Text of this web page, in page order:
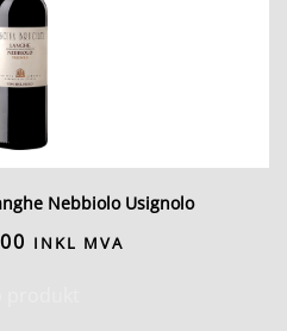
Nebbiolo Usignolo
INKL MVA